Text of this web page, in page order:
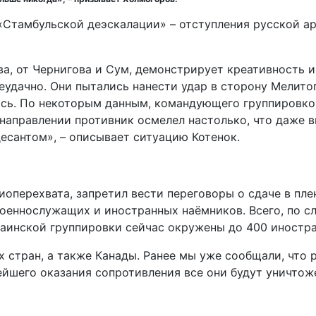
деэскалации» – отступления русской
от Чернигова и Сум, демонстрирует креативность
Они пытались нанести удар в сторону
По некоторым данным, командующего
противник осмелел настолько, что даже
– описывает ситуацию Котенок.
запретил вести переговоры о сдаче в
и иностранных наёмников. Всего, по
группировки сейчас окружены до 400
стран, а также Канады. Ранее мы уже сообщали,
оказания сопротивления все они будут